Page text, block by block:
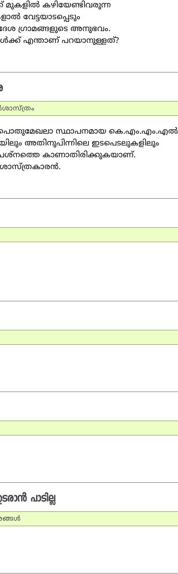
കഴിയേണ്ടിവരുന്ന
വേട്ടയാടപ്പെടും
ഗ്രാമങ്ങളുടെ അനുഭവം.
എന്താണ് പറയാനുള്ളത്?
ശാസ്ത്രം
പൊതുമേഖലാ സ്ഥാപനമായ കെ.എം.എം.എല്‍
അതിനുപിന്നിലെ ഇടപെടലുകളിലും
കാണാതിരിക്കുകയാണ്.
പാടില്ല